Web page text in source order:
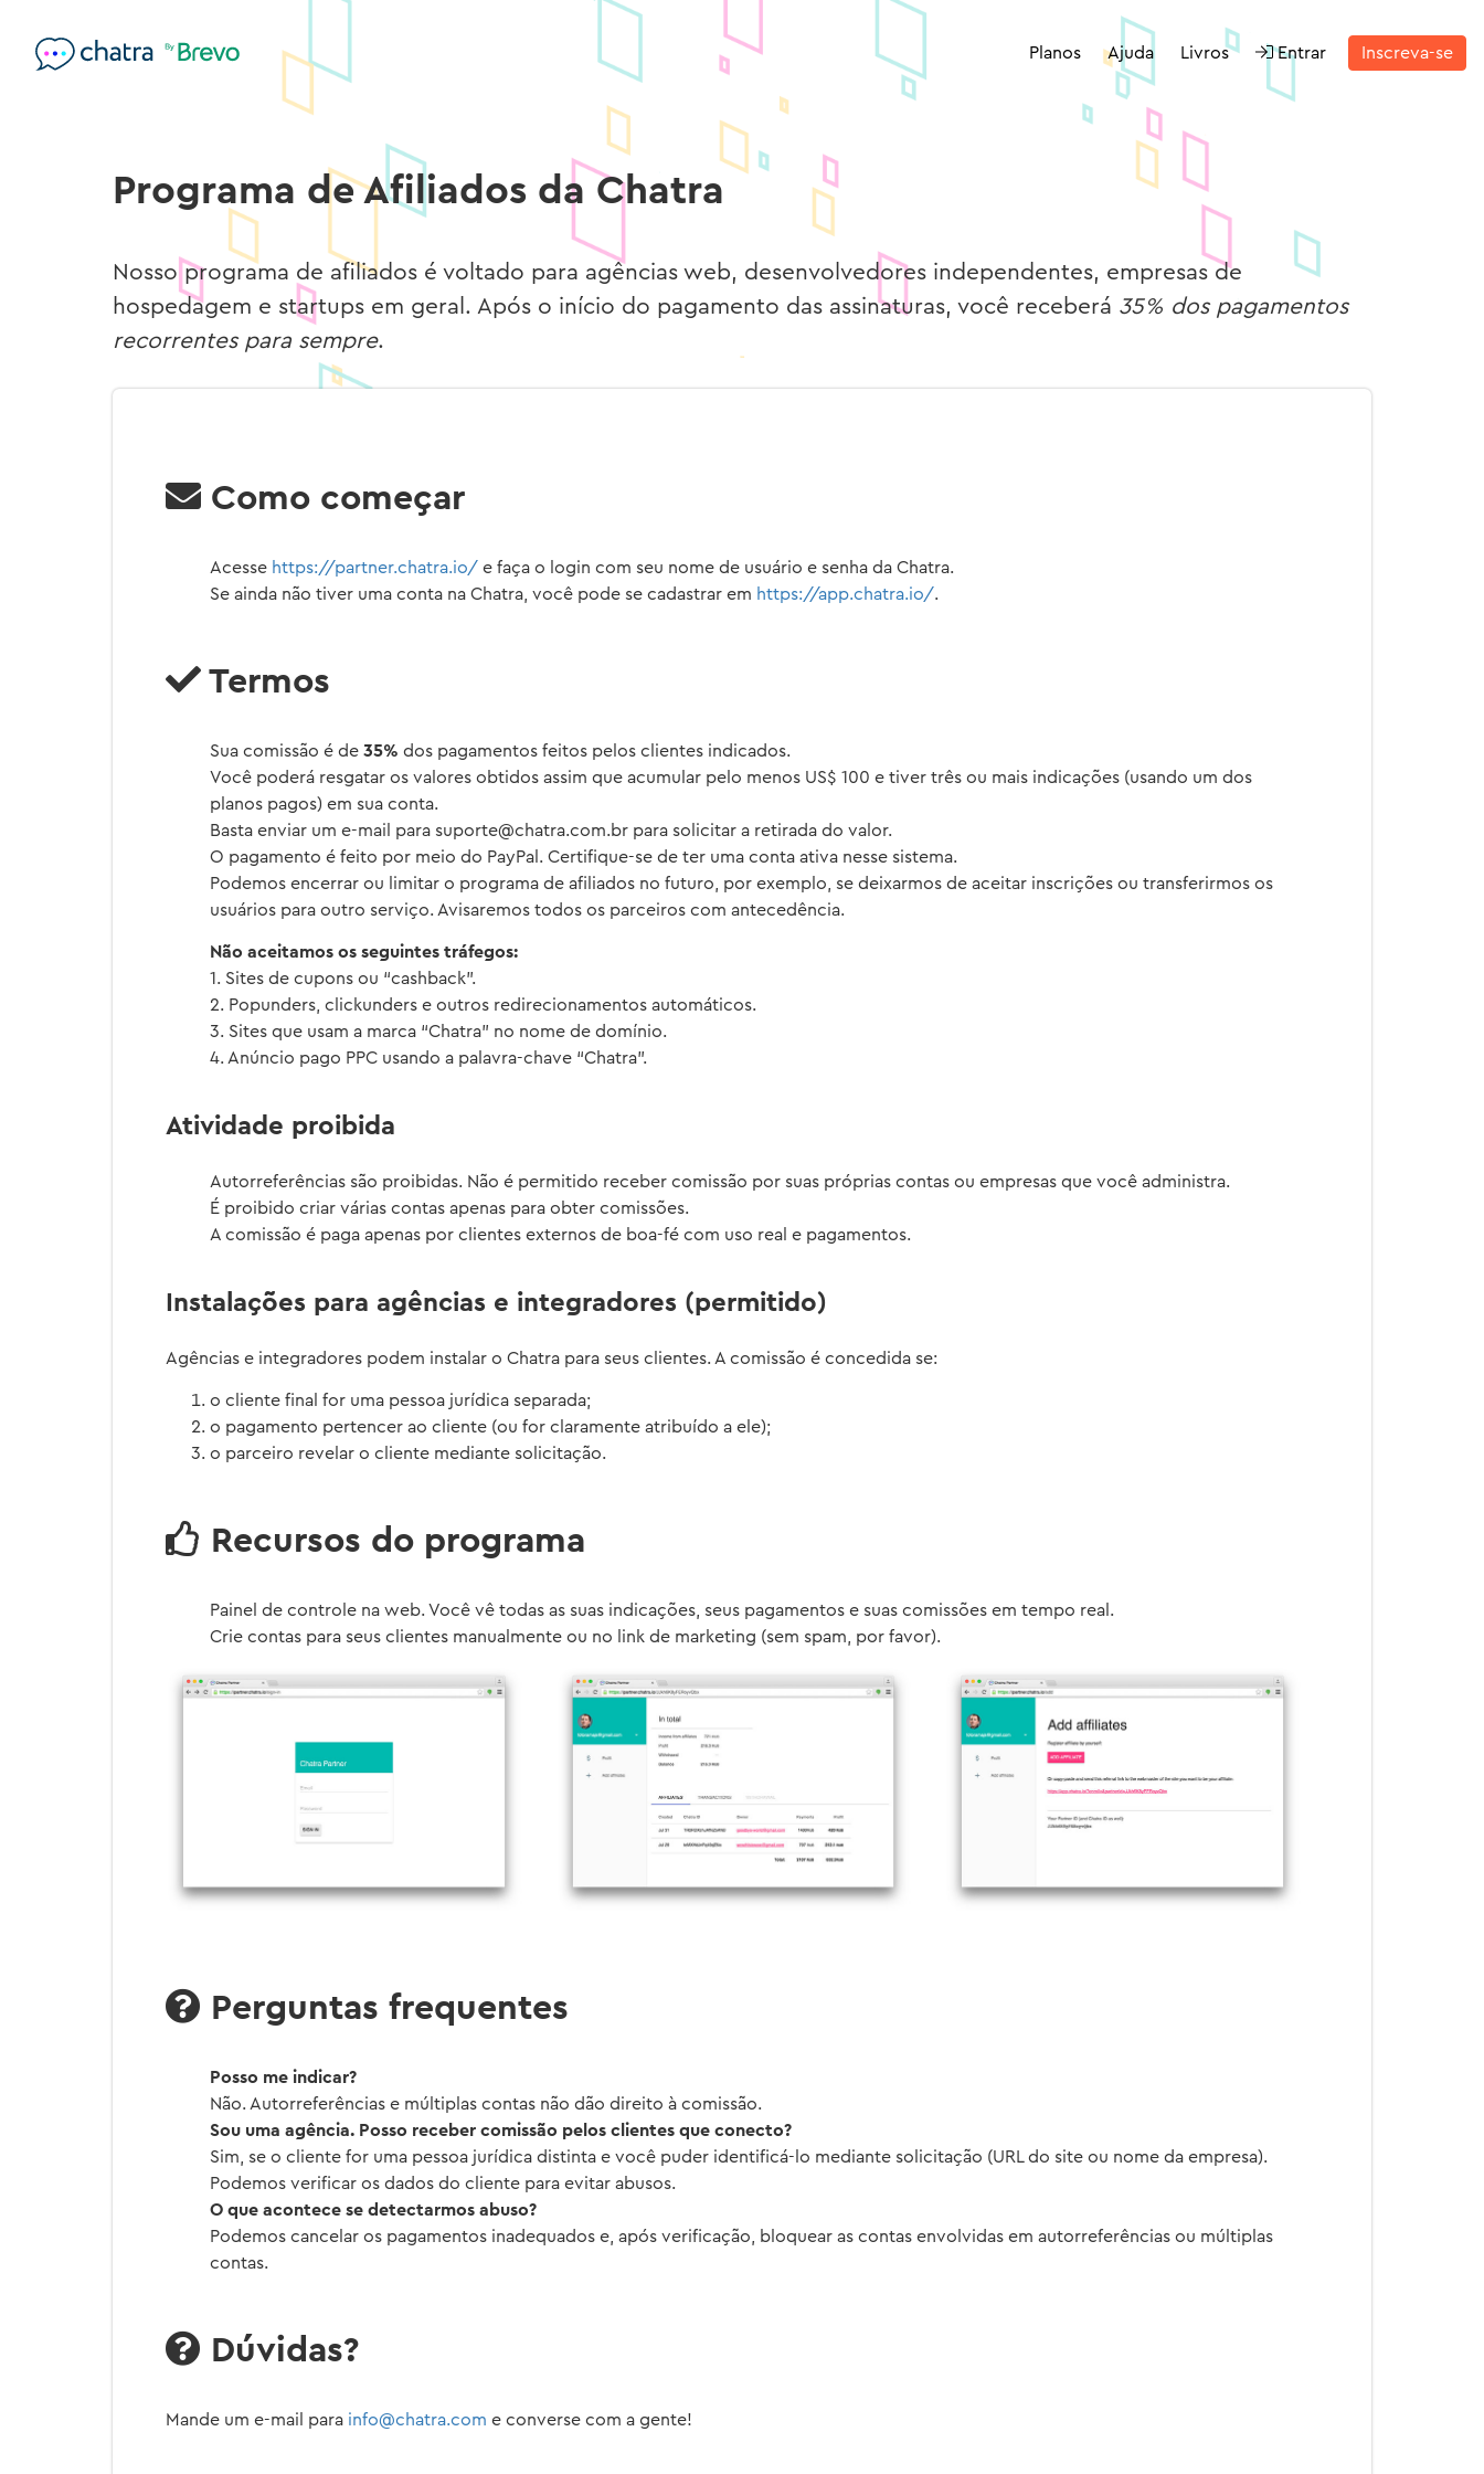
Planos Ajuda Livros Entrar Inscreva-se
Programa de Afiliados da Chatra
Nosso programa de afiliados é voltado para agências web, desenvolvedores independentes, empresas de
hospedagem e startups em geral. Após o início do pagamento das assinaturas, você receberá 35% dos pagamentos
recorrentes para sempre.
Como começar
Acesse https://partner.chatra.io/ e faça o login com seu nome de usuário e senha da Chatra.
Se ainda não tiver uma conta na Chatra, você pode se cadastrar em https://app.chatra.io/.
Termos
Sua comissão é de 35% dos pagamentos feitos pelos clientes indicados.
Você poderá resgatar os valores obtidos assim que acumular pelo menos US$ 100 e tiver três ou mais indicações (usando um dos
planos pagos) em sua conta.
Basta enviar um e-mail para suporte@chatra.com.br para solicitar a retirada do valor.
O pagamento é feito por meio do PayPal. Certifique-se de ter uma conta ativa nesse sistema.
Podemos encerrar ou limitar o programa de afiliados no futuro, por exemplo, se deixarmos de aceitar inscrições ou transferirmos os
usuários para outro serviço. Avisaremos todos os parceiros com antecedência.
Não aceitamos os seguintes tráfegos:
1. Sites de cupons ou “cashback”.
2. Popunders, clickunders e outros redirecionamentos automáticos.
3. Sites que usam a marca “Chatra” no nome de domínio.
4. Anúncio pago PPC usando a palavra-chave “Chatra”.
Atividade proibida
Autorreferências são proibidas. Não é permitido receber comissão por suas próprias contas ou empresas que você administra.
É proibido criar várias contas apenas para obter comissões.
A comissão é paga apenas por clientes externos de boa-fé com uso real e pagamentos.
Instalações para agências e integradores (permitido)
Agências e integradores podem instalar o Chatra para seus clientes. A comissão é concedida se:
o cliente final for uma pessoa jurídica separada;
o pagamento pertencer ao cliente (ou for claramente atribuído a ele);
o parceiro revelar o cliente mediante solicitação.
Recursos do programa
Painel de controle na web. Você vê todas as suas indicações, seus pagamentos e suas comissões em tempo real.
Crie contas para seus clientes manualmente ou no link de marketing (sem spam, por favor).
Perguntas frequentes
Posso me indicar?
Não. Autorreferências e múltiplas contas não dão direito à comissão.
Sou uma agência. Posso receber comissão pelos clientes que conecto?
Sim, se o cliente for uma pessoa jurídica distinta e você puder identificá-lo mediante solicitação (URL do site ou nome da empresa).
Podemos verificar os dados do cliente para evitar abusos.
O que acontece se detectarmos abuso?
Podemos cancelar os pagamentos inadequados e, após verificação, bloquear as contas envolvidas em autorreferências ou múltiplas
contas.
Dúvidas?
Mande um e-mail para info@chatra.com e converse com a gente!